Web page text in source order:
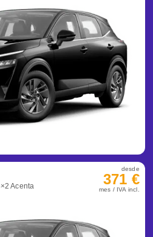
Acenta
desde
371 €
mes / IVA incl.